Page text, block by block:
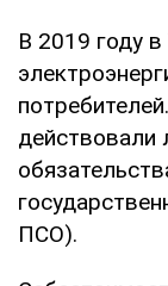
В 2019 году
действовали
ПСО).